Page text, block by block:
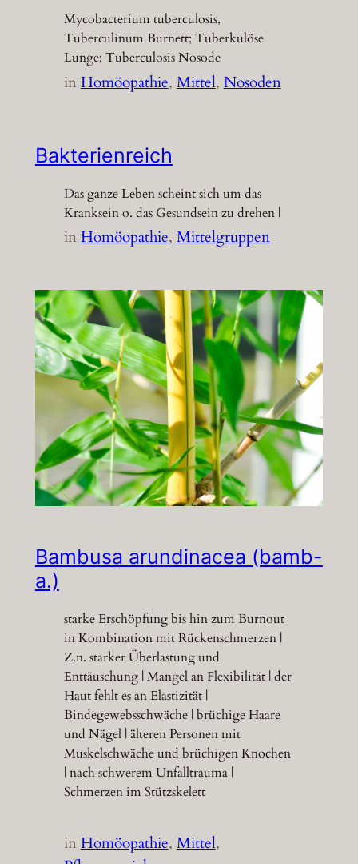
Mycobacterium tuberculosis,
Tuberculinum Burnett; Tuberkulöse
Lunge; Tuberculosis Nosode
inHomöopathie, Mittel, Nosoden
Bakterienreich
Das ganze Leben scheint sich um das
Kranksein o. das Gesundsein zu drehen |
inHomöopathie, Mittelgruppen
Bambusa arundinacea (bamb-
a.)
starke Erschöpfung bis hin zum Burnout
in Kombination mit Rückenschmerzen |
Z.n. starker Überlastung und
Enttäuschung | Mangel an Flexibilität | der
Haut fehlt es an Elastizität |
Bindegewebsschwäche | brüchige Haare
und Nägel | älteren Personen mit
Muskelschwäche und brüchigen Knochen
| nach schwerem Unfalltrauma |
Schmerzen im Stützskelett
inHomöopathie, Mittel